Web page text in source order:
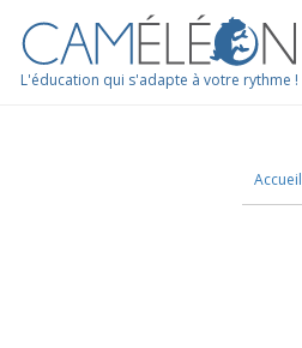
L'éducation qui s'adapte à votre rythme !
Accueil